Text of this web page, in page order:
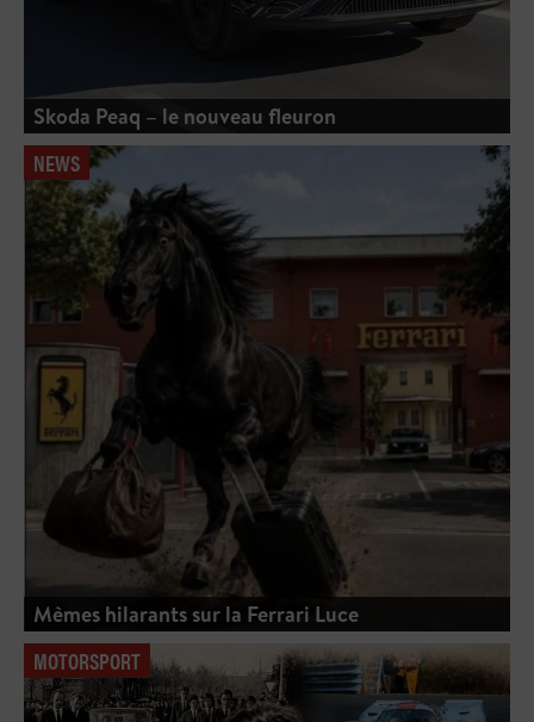
Skoda Peaq – le nouveau fleuron
NEWS
Mèmes hilarants sur la Ferrari Luce
MOTORSPORT